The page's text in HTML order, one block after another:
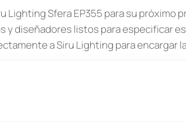
Lighting Sfera EP355 para su
y diseñadores listos para especificar
a Siru Lighting para encargar